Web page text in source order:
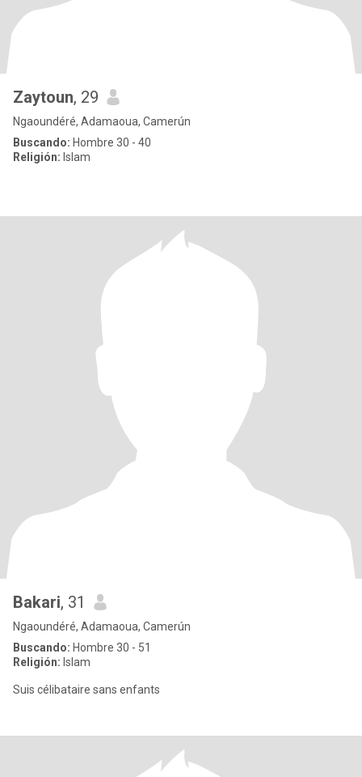
Zaytoun, 29
Ngaoundéré, Adamaoua, Camerún
Buscando: Hombre 30 - 40
Religión: Islam
Bakari, 31
Ngaoundéré, Adamaoua, Camerún
Buscando: Hombre 30 - 51
Religión: Islam
Suis célibataire sans enfants